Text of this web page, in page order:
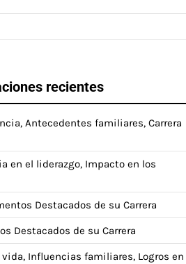
recientes
Antecedentes familiares, Carrera
en el liderazgo, Impacto en los
Destacados de su Carrera
Destacados de su Carrera
vida, Influencias familiares, Logros en